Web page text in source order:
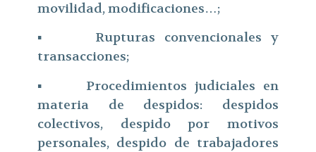
movilidad, modificaciones…;
▪ Rupturas convencionales y
transacciones;
▪ Procedimientos judiciales en
materia de despidos: despidos
colectivos, despido por motivos
personales, despido de trabajadores